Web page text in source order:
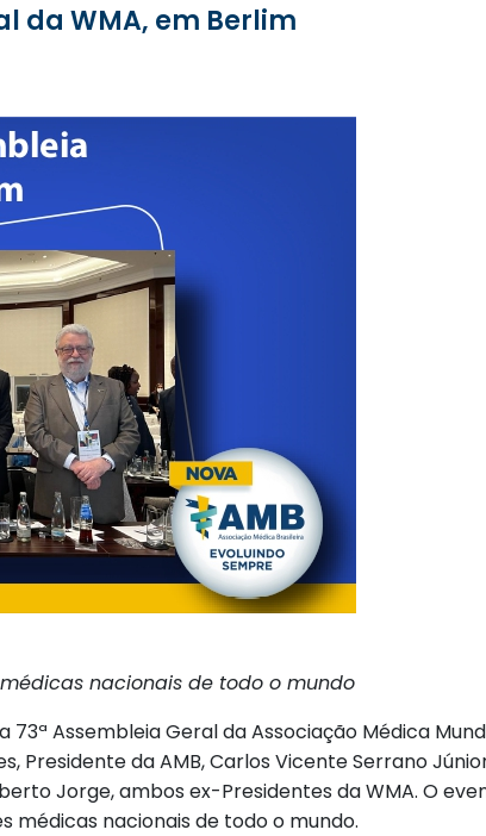
da WMA, em Berlim
nacionais de todo o mundo
Assembleia Geral da Associação Médica
Presidente da AMB, Carlos Vicente Serrano
Jorge, ambos ex-Presidentes da WMA. O
médicas nacionais de todo o mundo.